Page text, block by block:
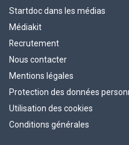
Startdoc dans les médias
Médiakit
Recrutement
Nous contacter
Mentions légales
Protection des données
Utilisation des cookies
Conditions générales